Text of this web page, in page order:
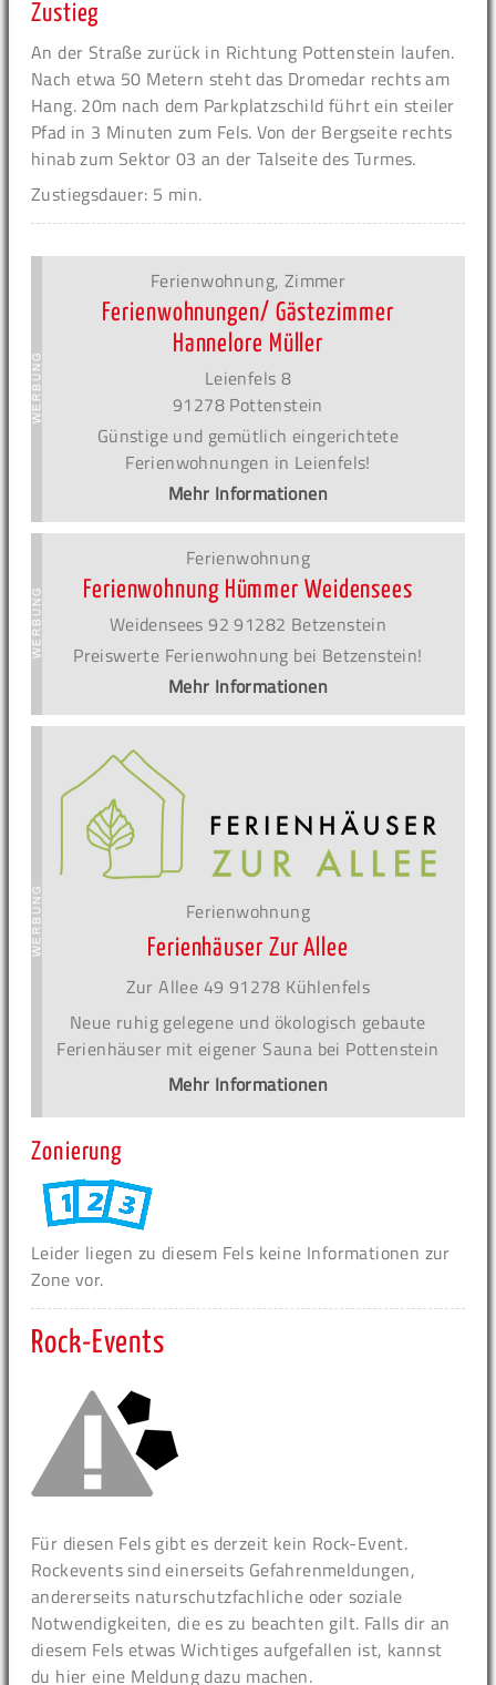
Zustieg
An der Straße zurück in Richtung Pottenstein laufen.
Nach etwa 50 Metern steht das Dromedar rechts am
Hang. 20m nach dem Parkplatzschild führt ein steiler
Pfad in 3 Minuten zum Fels. Von der Bergseite rechts
hinab zum Sektor 03 an der Talseite des Turmes.
Zustiegsdauer: 5 min.
Ferienwohnung, Zimmer
Ferienwohnungen/ Gästezimmer
Hannelore Müller
Leienfels 8
91278 Pottenstein
Günstige und gemütlich eingerichtete
Ferienwohnungen in Leienfels!
Mehr Informationen
Ferienwohnung
Ferienwohnung Hümmer Weidensees
Weidensees 92 91282 Betzenstein
Preiswerte Ferienwohnung bei Betzenstein!
Mehr Informationen
Ferienwohnung
Ferienhäuser Zur Allee
Zur Allee 49 91278 Kühlenfels
Neue ruhig gelegene und ökologisch gebaute
Ferienhäuser mit eigener Sauna bei Pottenstein
Mehr Informationen
Zonierung
Leider liegen zu diesem Fels keine Informationen zur
Zone vor.
Rock-Events
Für diesen Fels gibt es derzeit kein Rock-Event.
Rockevents sind einerseits Gefahrenmeldungen,
andererseits naturschutzfachliche oder soziale
Notwendigkeiten, die es zu beachten gilt. Falls dir an
diesem Fels etwas Wichtiges aufgefallen ist, kannst
du hier eine Meldung dazu machen.